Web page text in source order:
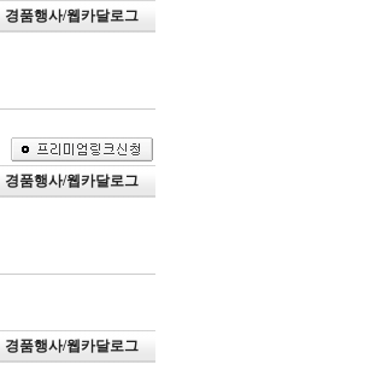
경품행사/웹카달로그
경품행사/웹카달로그
경품행사/웹카달로그